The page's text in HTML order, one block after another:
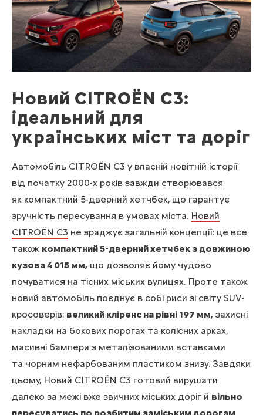
Новий CITROЁN C3:
ідеальний для
українських міст та доріг
Автомобіль CITROЁN C3 у власній новітній історії
від початку 2000-х років завжди створювався
як компактний 5-дверний хетчбек, що гарантує
зручність пересування в умовах міста. Новий
CITROЁN C3 не зраджує загальній концепції: це все
також компактний 5-дверний хетчбек з довжиною
кузова 4 015 мм, що дозволяє йому чудово
почуватися на тісних міських вулицях. Проте також
новий автомобіль поєднує в собі риси зі світу SUV-
кросоверів: великий кліренс на рівні 197 мм, захисні
накладки на бокових порогах та колісних арках,
масивні бампери з металізованими вставками
та чорним нефарбованим пластиком знизу. Завдяки
цьому, Новий CITROЁN C3 готовий вирушати
далеко за межі вже звичних міських доріг й вільно
пересуватись по розбитим заміським дорогам